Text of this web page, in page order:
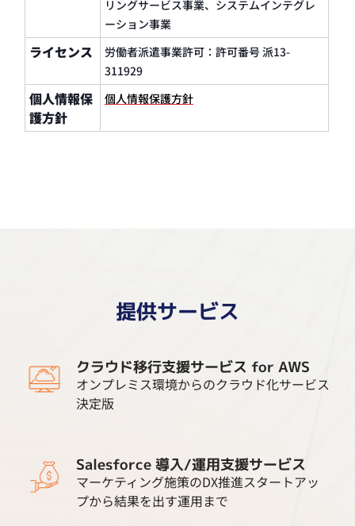
を目指します。
私たちエヌ・エイ・シーは、「高い技術
力」・「コンサルティング力」・「リソース
力」という３つのバリューを提供しながら、
お客様のDXパートナーを目指し、前進を続け
てまいります。
リングサービス事業、システムインテグレ
ーション事業
ライセンス
労働者派遣事業許可：許可番号 派13-
311929
個人情報保
護方針
個人情報保護方針
提供サービス
クラウド移行支援サービス for AWS
オンプレミス環境からのクラウド化サービス
決定版
Salesforce 導入/運用支援サービス
マーケティング施策のDX推進スタートアッ
プから結果を出す運用まで